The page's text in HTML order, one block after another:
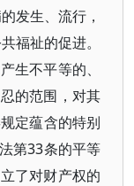
发生、流行，
福祉的促进。
生不平等的、
的范围，对其
定蕴含的特别
第33条的平等
了对财产权的